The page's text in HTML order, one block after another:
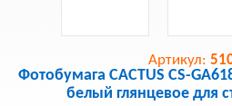
Артикул:
Фотобумага CACTUS CS-
белый глянцевое для